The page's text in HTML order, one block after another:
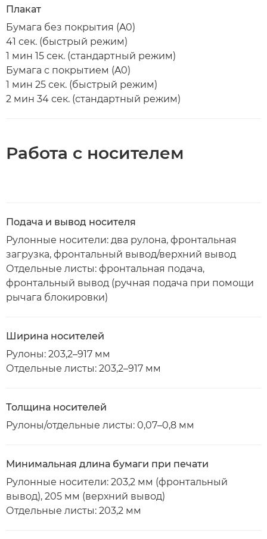
Плакат
Бумага без покрытия (A0)
41 сек. (быстрый режим)
1 мин 15 сек. (стандартный режим)
Бумага с покрытием (A0)
1 мин 25 сек. (быстрый режим)
2 мин 34 сек. (стандартный режим)
Работа с носителем
Подача и вывод носителя
Рулонные носители: два рулона, фронтальная
загрузка, фронтальный вывод/верхний вывод
Отдельные листы: фронтальная подача,
фронтальный вывод (ручная подача при помощи
рычага блокировки)
Ширина носителей
Рулоны: 203,2–917 мм
Отдельные листы: 203,2–917 мм
Толщина носителей
Рулоны/отдельные листы: 0,07–0,8 мм
Минимальная длина бумаги при печати
Рулонные носители: 203,2 мм (фронтальный
вывод), 205 мм (верхний вывод)
Отдельные листы: 203,2 мм